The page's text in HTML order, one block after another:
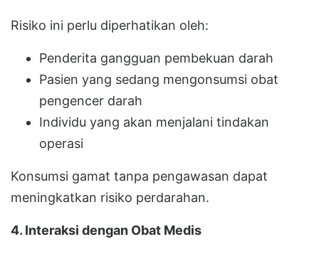
Risiko ini perlu diperhatikan oleh:
Penderita gangguan pembekuan darah
Pasien yang sedang mengonsumsi obat
pengencer darah
Individu yang akan menjalani tindakan
operasi
Konsumsi gamat tanpa pengawasan dapat
meningkatkan risiko perdarahan.
4. Interaksi dengan Obat Medis